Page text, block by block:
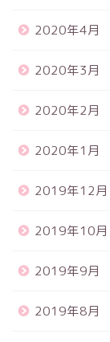
2020年4月
2020年3月
2020年2月
2020年1月
2019年12月
2019年10月
2019年9月
2019年8月